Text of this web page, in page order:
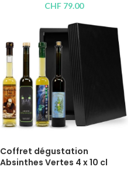
CHF 79.00
Coffret dégustation
Absinthes Vertes 4 x 10 cl